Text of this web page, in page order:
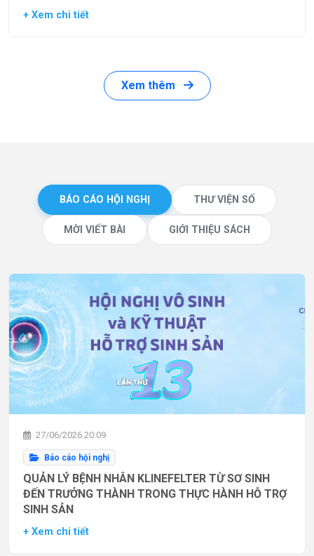
+ Xem chi tiết
Xem thêm
BÁO CÁO HỘI NGHỊ THƯ VIỆN SỐ
MỜI VIẾT BÀI GIỚI THIỆU SÁCH
27/06/2026 20:09
Báo cáo hội nghị
QUẢN LÝ BỆNH NHÂN KLINEFELTER TỪ SƠ SINH
ĐẾN TRƯỞNG THÀNH TRONG THỰC HÀNH HỖ TRỢ
SINH SẢN
+ Xem chi tiết